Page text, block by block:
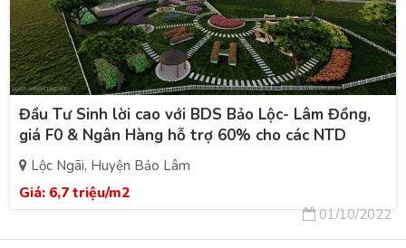
Đầu Tư Sinh lời cao với BDS Bảo Lộc- Lâm Đồng,
giá F0 & Ngân Hàng hỗ trợ 60% cho các NTD
Lộc Ngãi, Huyện Bảo Lâm
Giá: 6,7 triệu/m2
01/10/2022